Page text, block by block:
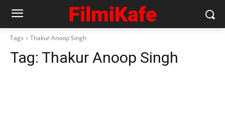
Tags Thakur Anoop Singh
Tag: Thakur Anoop Singh